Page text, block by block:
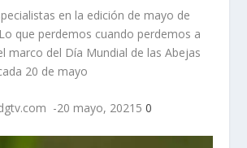
en la edición de mayo de
que perdemos cuando perdemos a
marco del Día Mundial de las Abejas
20 de mayo
-20 mayo, 202150